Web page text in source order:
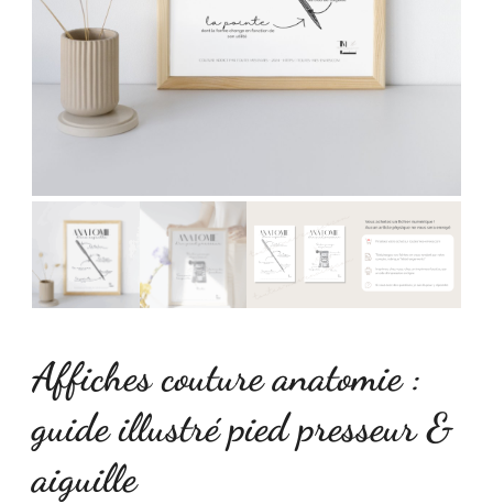
Affiches couture anatomie :
guide illustré pied presseur &
aiguille